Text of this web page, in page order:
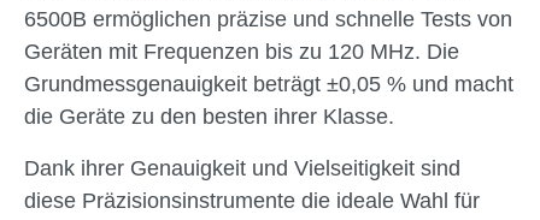
6500B ermöglichen präzise und schnelle Tests von
Geräten mit Frequenzen bis zu 120 MHz. Die
Grundmessgenauigkeit beträgt ±0,05 % und macht
die Geräte zu den besten ihrer Klasse.
Dank ihrer Genauigkeit und Vielseitigkeit sind
diese Präzisionsinstrumente die ideale Wahl für